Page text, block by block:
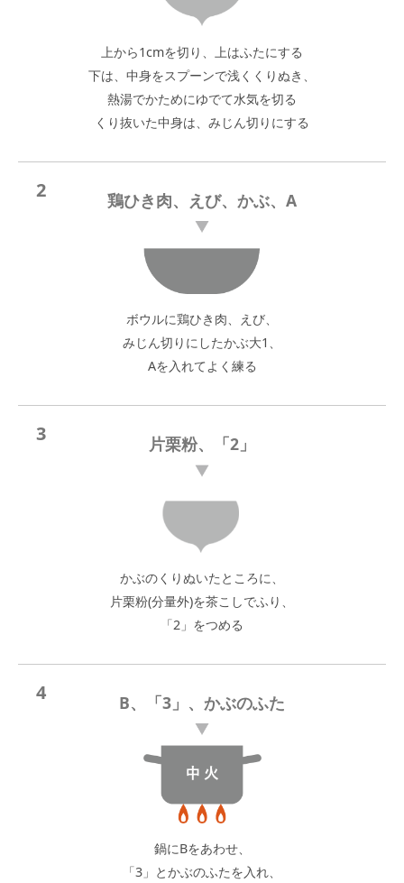
上から1cmを切り、上はふたにする
下は、中身をスプーンで浅くくりぬき、
熱湯でかためにゆでて水気を切る
くり抜いた中身は、みじん切りにする
2 鶏ひき肉、えび、かぶ、A
ボウルに鶏ひき肉、えび、
みじん切りにしたかぶ大1、
Aを入れてよく練る
3 片栗粉、「2」
かぶのくりぬいたところに、
片栗粉(分量外)を茶こしでふり、
「2」をつめる
4 B、「3」、かぶのふた
鍋にBをあわせ、
「3」とかぶのふたを入れ、